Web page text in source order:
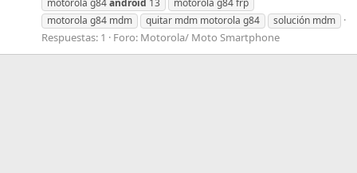
motorola g84 mdm
quitar mdm motorola g84 solución mdm
Respuestas: 1 Foro: Motorola/ Moto Smartphone